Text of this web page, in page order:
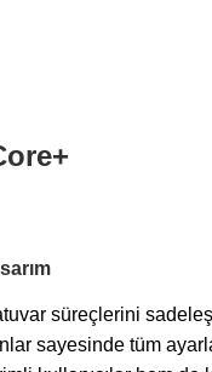
süreçlerini
sayesinde tüm